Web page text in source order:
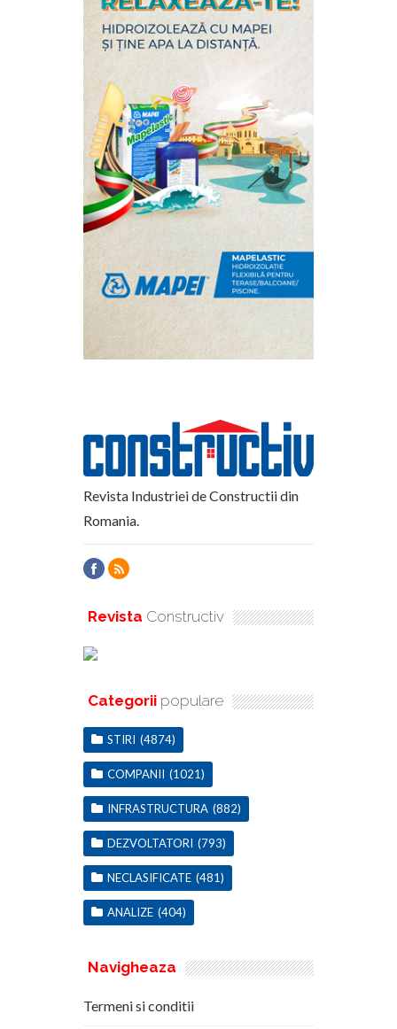
Revista Industriei de Constructii din
Romania.
Revista Constructiv
Categorii populare
STIRI (4874)
COMPANII (1021)
INFRASTRUCTURA (882)
DEZVOLTATORI (793)
NECLASIFICATE (481)
ANALIZE (404)
Navigheaza
Termeni si conditii